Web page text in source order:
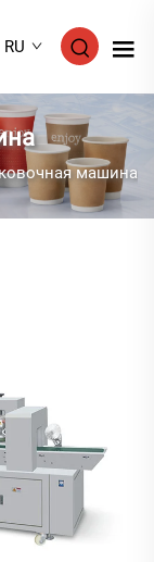
RU
машина